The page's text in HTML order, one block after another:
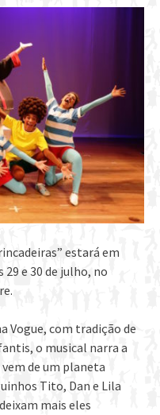
estará em
e 30 de julho, no
Vogue, com tradição de
o musical narra a
de um planeta
Tito, Dan e Lila
mais eles